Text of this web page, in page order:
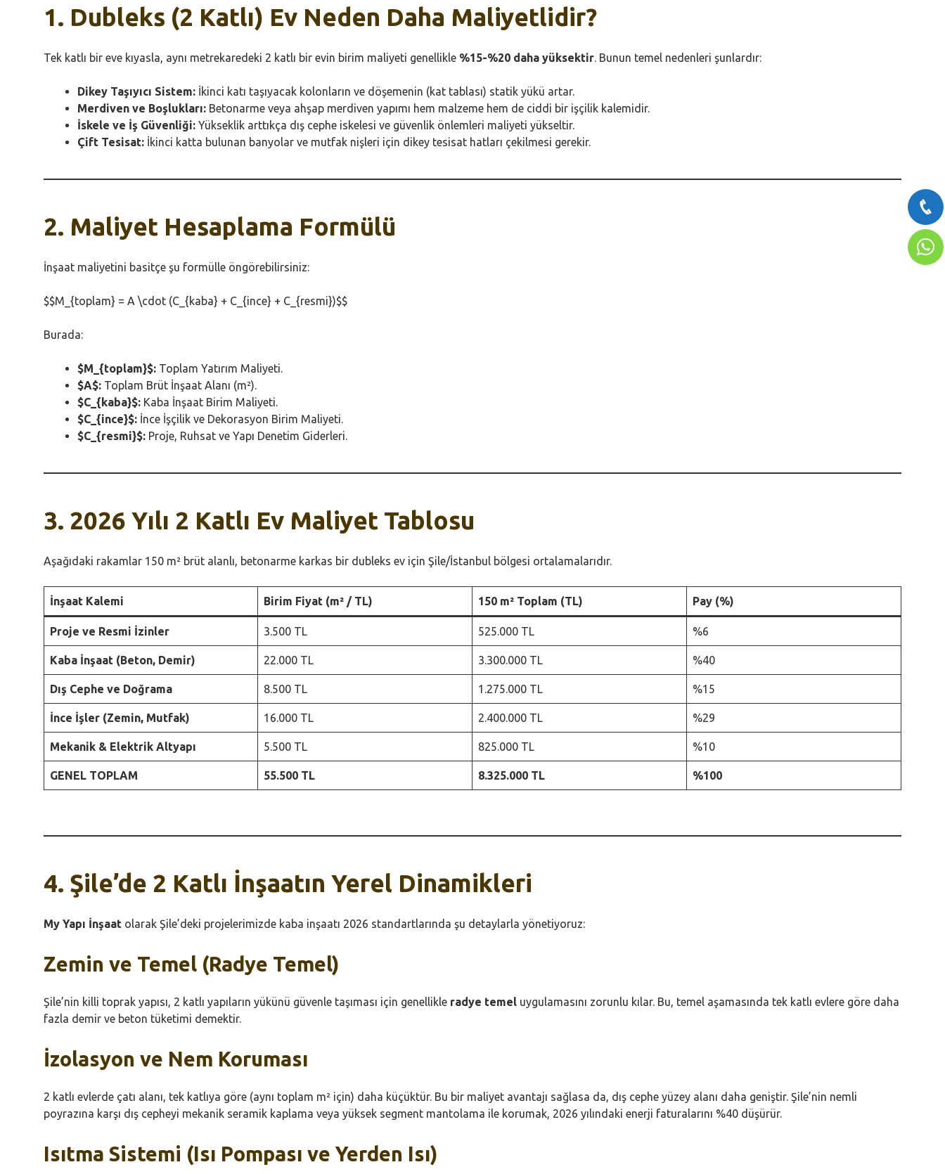
1. Dubleks (2 Katlı) Ev Neden Daha Maliyetlidir?
Tek katlı bir eve kıyasla, aynı metrekaredeki 2 katlı bir evin birim maliyeti genellikle %15-%20 daha yüksektir. Bunun temel nedenleri şunlardır:
Dikey Taşıyıcı Sistem: İkinci katı taşıyacak kolonların ve döşemenin (kat tablası) statik yükü artar.
Merdiven ve Boşlukları: Betonarme veya ahşap merdiven yapımı hem malzeme hem de ciddi bir işçilik kalemidir.
İskele ve İş Güvenliği: Yükseklik arttıkça dış cephe iskelesi ve güvenlik önlemleri maliyeti yükseltir.
Çift Tesisat: İkinci katta bulunan banyolar ve mutfak nişleri için dikey tesisat hatları çekilmesi gerekir.
2. Maliyet Hesaplama Formülü
İnşaat maliyetini basitçe şu formülle öngörebilirsiniz:
$$M_{toplam} = A \cdot (C_{kaba} + C_{ince} + C_{resmi})$$
Burada:
$M_{toplam}$: Toplam Yatırım Maliyeti.
$A$: Toplam Brüt İnşaat Alanı (m²).
$C_{kaba}$: Kaba İnşaat Birim Maliyeti.
$C_{ince}$: İnce İşçilik ve Dekorasyon Birim Maliyeti.
$C_{resmi}$: Proje, Ruhsat ve Yapı Denetim Giderleri.
3. 2026 Yılı 2 Katlı Ev Maliyet Tablosu
Aşağıdaki rakamlar 150 m² brüt alanlı, betonarme karkas bir dubleks ev için Şile/İstanbul bölgesi ortalamalarıdır.
İnşaat Kalemi Birim Fiyat (m² / TL) 150 m² Toplam (TL) Pay (%)
Proje ve Resmi İzinler 3.500 TL 525.000 TL %6
Kaba İnşaat (Beton, Demir) 22.000 TL 3.300.000 TL %40
Dış Cephe ve Doğrama 8.500 TL 1.275.000 TL %15
İnce İşler (Zemin, Mutfak) 16.000 TL 2.400.000 TL %29
Mekanik & Elektrik Altyapı 5.500 TL 825.000 TL %10
GENEL TOPLAM 55.500 TL 8.325.000 TL %100
4. Şile’de 2 Katlı İnşaatın Yerel Dinamikleri
My Yapı İnşaat olarak Şile’deki projelerimizde kaba inşaatı 2026 standartlarında şu detaylarla yönetiyoruz:
Zemin ve Temel (Radye Temel)
Şile’nin killi toprak yapısı, 2 katlı yapıların yükünü güvenle taşıması için genellikle radye temel uygulamasını zorunlu kılar. Bu, temel aşamasında tek katlı evlere göre daha
fazla demir ve beton tüketimi demektir.
İzolasyon ve Nem Koruması
2 katlı evlerde çatı alanı, tek katlıya göre (aynı toplam m² için) daha küçüktür. Bu bir maliyet avantajı sağlasa da, dış cephe yüzey alanı daha geniştir. Şile’nin nemli
poyrazına karşı dış cepheyi mekanik seramik kaplama veya yüksek segment mantolama ile korumak, 2026 yılındaki enerji faturalarını %40 düşürür.
Isıtma Sistemi (Isı Pompası ve Yerden Isı)